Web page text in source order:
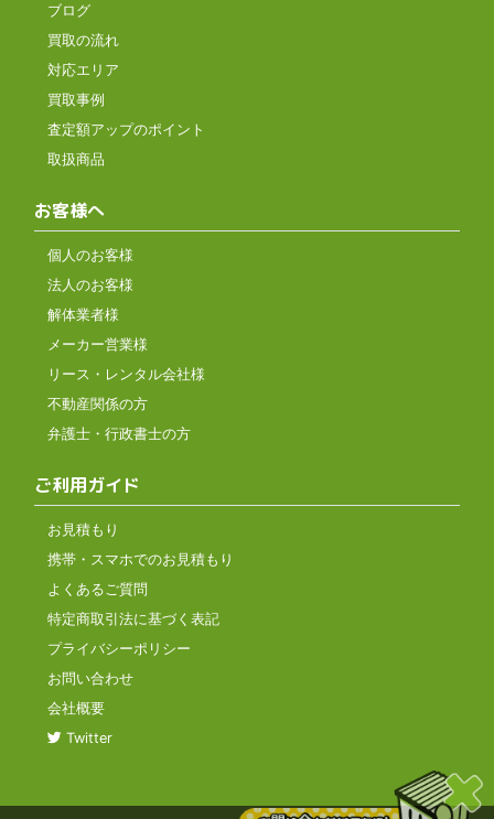
ブログ
買取の流れ
対応エリア
買取事例
査定額アップのポイント
取扱商品
お客様へ
個人のお客様
法人のお客様
解体業者様
メーカー営業様
リース・レンタル会社様
不動産関係の方
弁護士・行政書士の方
ご利用ガイド
お見積もり
携帯・スマホでのお見積もり
よくあるご質問
特定商取引法に基づく表記
プライバシーポリシー
お問い合わせ
会社概要
Twitter